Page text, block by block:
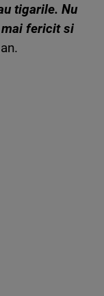
tigarile. Nu
mai fericit si